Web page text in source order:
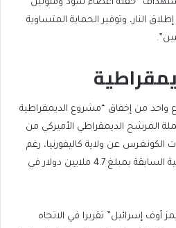
دولار لاستهداف “حفنة أعضاء سود وملونين
النار، وتوفير الحماية المتساوية
واحد من إخفاق “مشروع الديمقراطية
المرشح الديمقراطي الأميركي من
عن ولاية كاليفورنيا، رغم
تحطيم المشروع أرقامه القياسية السابقة بمبلغ 4.7 ملايين دولار في
أوف إسرائيل” تقريرا في الاتجاه